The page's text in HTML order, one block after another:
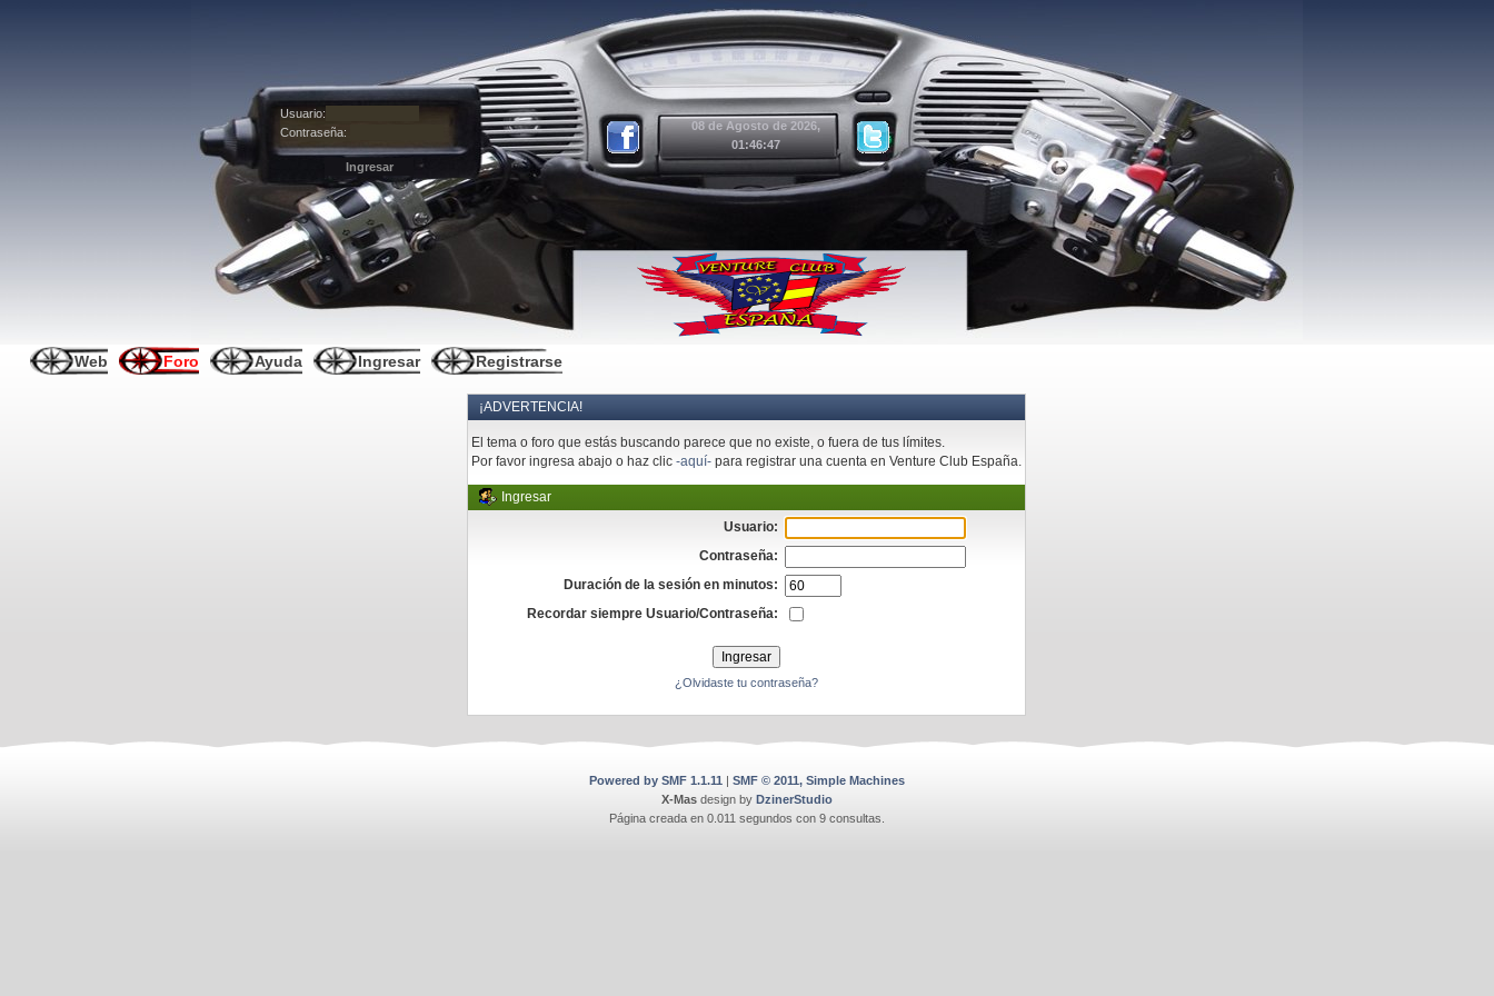
08 de Agosto de 2026,
01:46:47
Usuario:
Contraseña:
Web Foro Ayuda Ingresar Registrarse
¡ADVERTENCIA!
El tema o foro que estás buscando parece que no existe, o fuera de tus límites.
Por favor ingresa abajo o haz clic-aquí- para registrar una cuenta en Venture Club España.
Ingresar
Usuario:
Contraseña:
Duración de la sesión en minutos:
Recordar siempre Usuario/Contraseña:
¿Olvidaste tu contraseña?
Powered by SMF 1.1.11 | SMF © 2011, Simple Machines
X-Mas design by DzinerStudio
Página creada en 0.011 segundos con 9 consultas.